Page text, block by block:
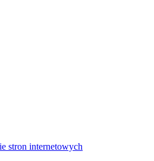
stron internetowych